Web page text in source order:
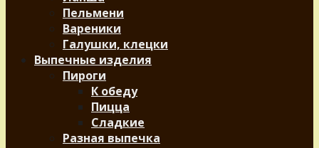
Пельмени
Вареники
Галушки, клецки
Выпечные изделия
Пироги
К обеду
Пицца
Сладкие
Разная выпечка